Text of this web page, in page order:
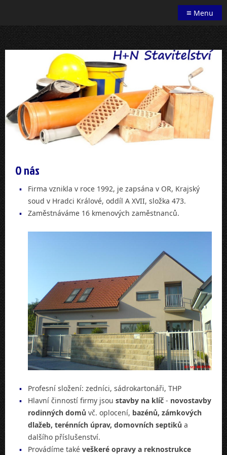
≡ Menu
O nás
Firma vznikla v roce 1992, je zapsána v OR, Krajský
soud v Hradci Králové, oddíl A XVII, složka 473.
Zaměstnáváme 16 kmenových zaměstnanců.
Profesní složení: zedníci, sádrokartonáři, THP
Hlavní činností firmy jsou stavby na klíč - novostavby
rodinných domů vč. oplocení, bazénů, zámkových
dlažeb, terénních úprav, domovních septiků a
dalšího příslušenství.
Provádíme také veškeré opravy a reknostrukce